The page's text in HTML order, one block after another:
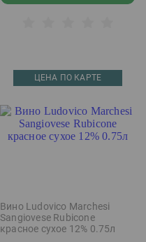
ЦЕНА ПО КАРТЕ
Вино Ludovico Marchesi
Sangiovese Rubicone
красное сухое 12% 0.75л